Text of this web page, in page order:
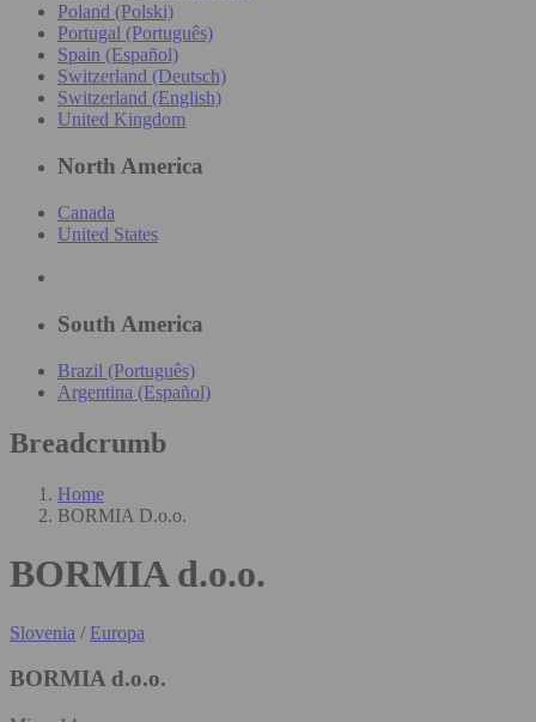
Poland (Polski)
Portugal (Português)
Spain (Español)
Switzerland (Deutsch)
Switzerland (English)
United Kingdom
North America
Canada
United States
South America
Brazil (Português)
Argentina (Español)
Breadcrumb
Home
BORMIA D.o.o.
BORMIA d.o.o.
Slovenia / Europa
BORMIA d.o.o.